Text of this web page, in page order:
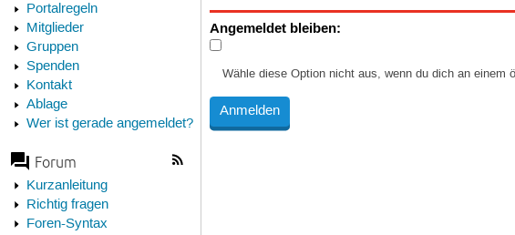
Portalregeln
Mitglieder
Gruppen
Spenden
Kontakt
Ablage
Wer ist gerade angemeldet?
Forum
Kurzanleitung
Richtig fragen
Foren-Syntax
Angemeldet bleiben:
Wähle diese Option nicht aus, wenn du dich an einem